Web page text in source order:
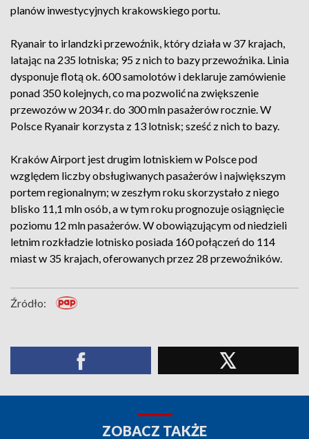
planów inwestycyjnych krakowskiego portu.
Ryanair to irlandzki przewoźnik, który działa w 37 krajach,
latając na 235 lotniska; 95 z nich to bazy przewoźnika. Linia
dysponuje flotą ok. 600 samolotów i deklaruje zamówienie
ponad 350 kolejnych, co ma pozwolić na zwiększenie
przewozów w 2034 r. do 300 mln pasażerów rocznie. W
Polsce Ryanair korzysta z 13 lotnisk; sześć z nich to bazy.
Kraków Airport jest drugim lotniskiem w Polsce pod
względem liczby obsługiwanych pasażerów i największym
portem regionalnym; w zeszłym roku skorzystało z niego
blisko 11,1 mln osób, a w tym roku prognozuje osiągnięcie
poziomu 12 mln pasażerów. W obowiązującym od niedzieli
letnim rozkładzie lotnisko posiada 160 połączeń do 114
miast w 35 krajach, oferowanych przez 28 przewoźników.
Źródło:
ZOBACZ TAKŻE